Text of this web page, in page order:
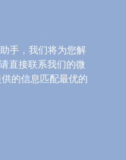
手，我们将为您解
直接联系我们的微
的信息匹配最优的